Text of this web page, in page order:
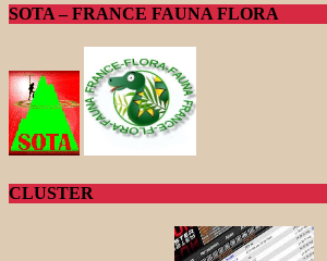
SOTA – FRANCE FAUNA FLORA
CLUSTER